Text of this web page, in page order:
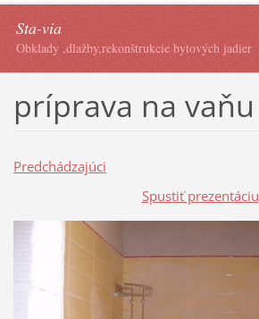
Sta-via
Obklady ,dlažby,rekonštrukcie bytových jadier
príprava na vaňu
Predchádzajúci
Spustiť prezentáciu